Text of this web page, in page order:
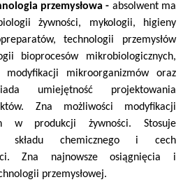
przemysłowa - absolwent ma
żywności, mykologii, higieny
technologii przemysłów
bioprocesów mikrobiologicznych,
mikroorganizmów oraz
umiejętność projektowania
Zna możliwości modyfikacji
w produkcji żywności. Stosuje
składu chemicznego i cech
Zna najnowsze osiągnięcia i
przemysłowej.